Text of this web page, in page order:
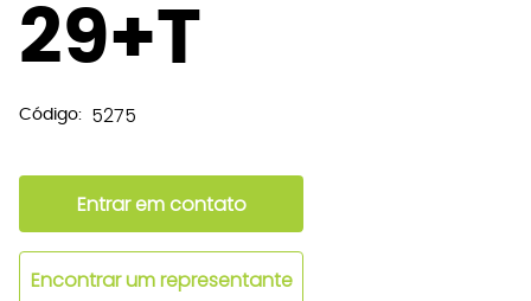
29+T
Código: 5275
Entrar em contato
Encontrar um representante